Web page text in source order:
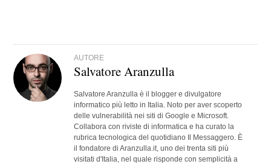
AUTORE
Salvatore Aranzulla
Salvatore Aranzulla è il blogger e divulgatore
informatico più letto in Italia. Noto per aver scoperto
delle vulnerabilità nei siti di Google e Microsoft.
Collabora con riviste di informatica e ha curato la
rubrica tecnologica del quotidiano Il Messaggero. È
il fondatore di Aranzulla.it, uno dei trenta siti più
visitati d'Italia, nel quale risponde con semplicità a